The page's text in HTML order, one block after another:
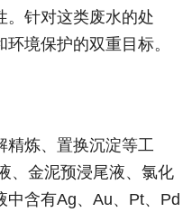
。针对这类废水的处
境保护的双重目标。
精炼、置换沉淀等工
、金泥预浸尾液、氯化
中含有Ag、Au、Pt、Pd